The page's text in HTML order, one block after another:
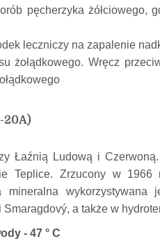
pęcherzyka żółciowego,
leczniczy na zapalenie
żołądkowego. Wręcz
20A)
Łaźnią Ludową i Czerwoną.
Teplice.
Zrzucony w 1966
mineralna
a także w
- 47 ° C